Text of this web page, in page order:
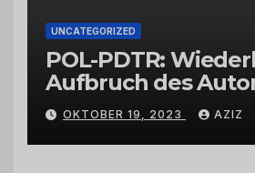
UNCATEGORIZED
POL-PDTR:
Aufbruch des
Hermeskeil am
OKTOBER 19, 2023 AZIZ